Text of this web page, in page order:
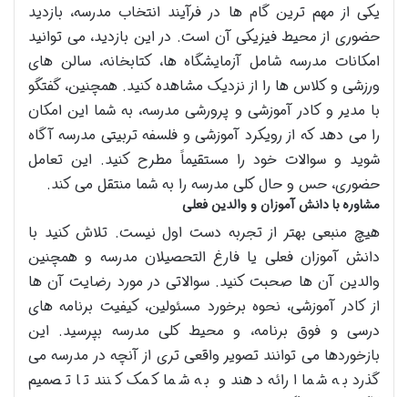
یکی از مهم ترین گام ها در فرآیند انتخاب مدرسه، بازدید
حضوری از محیط فیزیکی آن است. در این بازدید، می توانید
امکانات مدرسه شامل آزمایشگاه ها، کتابخانه، سالن های
ورزشی و کلاس ها را از نزدیک مشاهده کنید. همچنین، گفتگو
با مدیر و کادر آموزشی و پرورشی مدرسه، به شما این امکان
را می دهد که از رویکرد آموزشی و فلسفه تربیتی مدرسه آگاه
شوید و سوالات خود را مستقیماً مطرح کنید. این تعامل
حضوری، حس و حال کلی مدرسه را به شما منتقل می کند.
مشاوره با دانش آموزان و والدین فعلی
هیچ منبعی بهتر از تجربه دست اول نیست. تلاش کنید با
دانش آموزان فعلی یا فارغ التحصیلان مدرسه و همچنین
والدین آن ها صحبت کنید. سوالاتی در مورد رضایت آن ها
از کادر آموزشی، نحوه برخورد مسئولین، کیفیت برنامه های
درسی و فوق برنامه، و محیط کلی مدرسه بپرسید. این
بازخوردها می توانند تصویر واقعی تری از آنچه در مدرسه می
گذرد به شما ارائه دهند و به شما کمک کنند تا تصمیم